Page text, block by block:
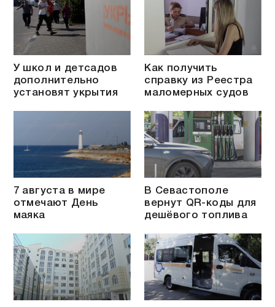
У школ и детсадов
дополнительно
установят укрытия
Как получить
справку из Реестра
маломерных судов
7 августа в мире
отмечают День
маяка
В Севастополе
вернут QR-коды для
дешёвого топлива